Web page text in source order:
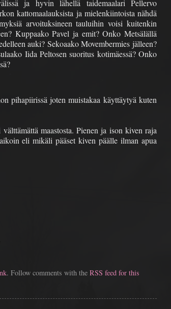
ja hyvin lähellä taidemaalari Pellervo
kattomaalauksista ja mielenkiintoista nähdä
arvoituksineen tauluihin voisi kuitenkin
Kuppaako Pavel ja emit? Onko Metsälällä
auki? Sekoaako Movembermies jälleen?
Iida Peltosen suoritus kotimäessä? Onko
pihapiirissä joten muistakaa käyttäytyä kuten
maastosta. Pienen ja ison kiven raja
eli mikäli pääset kiven päälle ilman apua
. Follow comments with the RSS feed for this